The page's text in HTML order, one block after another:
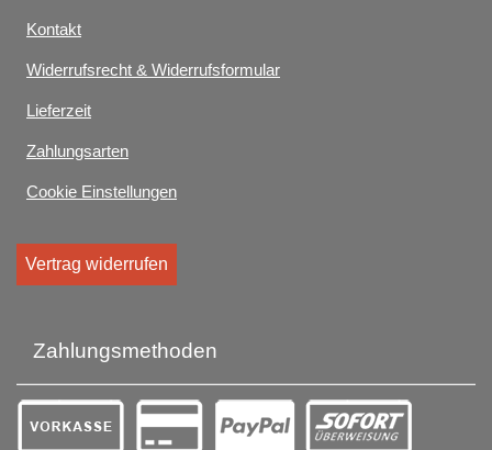
Kontakt
Widerrufsrecht & Widerrufsformular
Lieferzeit
Zahlungsarten
Cookie Einstellungen
Vertrag widerrufen
Zahlungsmethoden